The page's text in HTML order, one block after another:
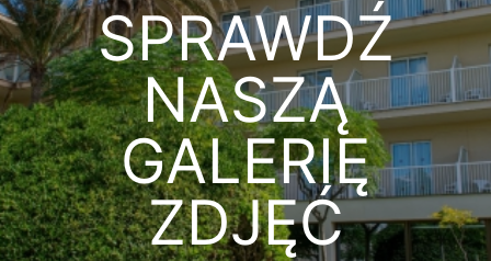
SPRAWDŹ
NASZĄ
GALERIĘ
ZDJĘĆ